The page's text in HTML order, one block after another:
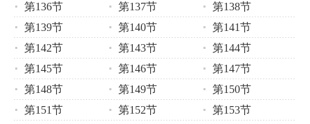
第136节
第137节
第138节
第139节
第140节
第141节
第142节
第143节
第144节
第145节
第146节
第147节
第148节
第149节
第150节
第151节
第152节
第153节